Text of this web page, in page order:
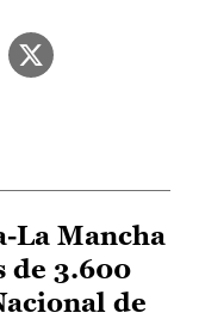
La Mancha
de 3.600
de